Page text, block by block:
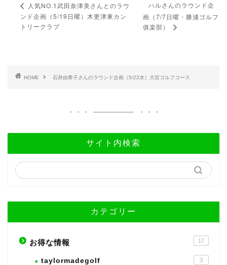
人気NO.1武田奈津美さんとのラウ
ンド企画（5/19日曜）木更津東カン
トリークラブ
ハルさんのラウンド企
画（7/7日曜・勝浦ゴルフ
俱楽部）
HOME 石井由希子さんのラウンド企画（5/22水）大宮ゴルフコース
サイト内検索
カテゴリー
お得な情報 17
taylormadegolf 3